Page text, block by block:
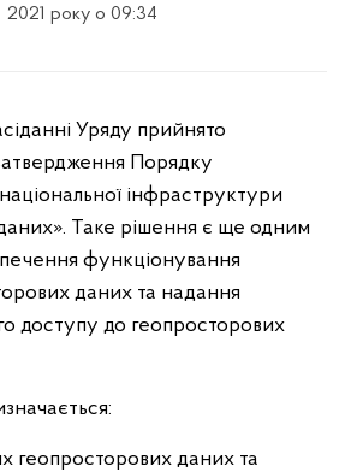
2021 року о 09:34
Уряду прийнято
Порядку
інфраструктури
Таке рішення є ще одним
функціонування
даних та надання
доступу до геопросторових
геопросторових даних та